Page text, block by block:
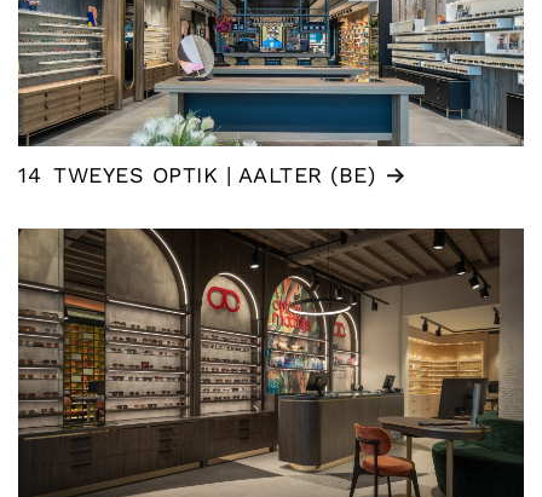
14 TWEYES OPTIK | AALTER (BE)